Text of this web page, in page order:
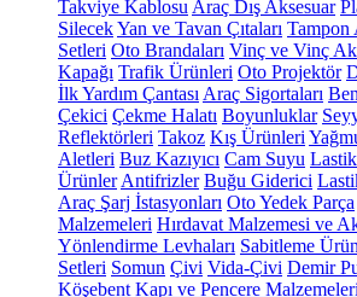
Takviye Kablosu Araç Dış Aksesuar
SilecekYan ve Tavan Çıtaları Tampon
Setleri Oto Brandaları Vinç ve Vinç
Kapağı Trafik Ürünleri Oto Projektör
İlk Yardım Çantası Araç Sigortaları
Çekici Çekme Halatı Boyunluklar
Reflektörleri Takoz Kış Ürünleri
Aletleri Buz Kazıyıcı Cam Suyu
Ürünler Antifrizler Buğu Giderici
Araç Şarj İstasyonları Oto Yedek Parça
Malzemeleri Hırdavat Malzemesi ve
Yönlendirme Levhaları Sabitleme
Setleri Somun Çivi Vida-Çivi Demir
Köşebent Kapı ve Pencere Malzemeleri